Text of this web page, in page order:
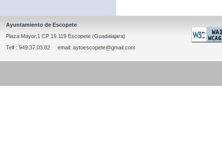
Ayuntamiento de Escopete
Plaza Mayor,1 CP 19.119 Escopete (Guadalajara)
Telf : 949.37.03.82 email: aytoescopete@gmail.com